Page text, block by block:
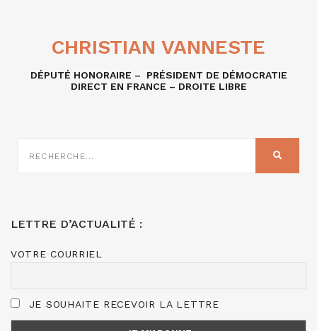
CHRISTIAN VANNESTE
DÉPUTÉ HONORAIRE – PRÉSIDENT DE DÉMOCRATIE
DIRECT EN FRANCE – DROITE LIBRE
SUR
LETTRE D’ACTUALITÉ :
VOTRE COURRIEL
JE SOUHAITE RECEVOIR LA LETTRE